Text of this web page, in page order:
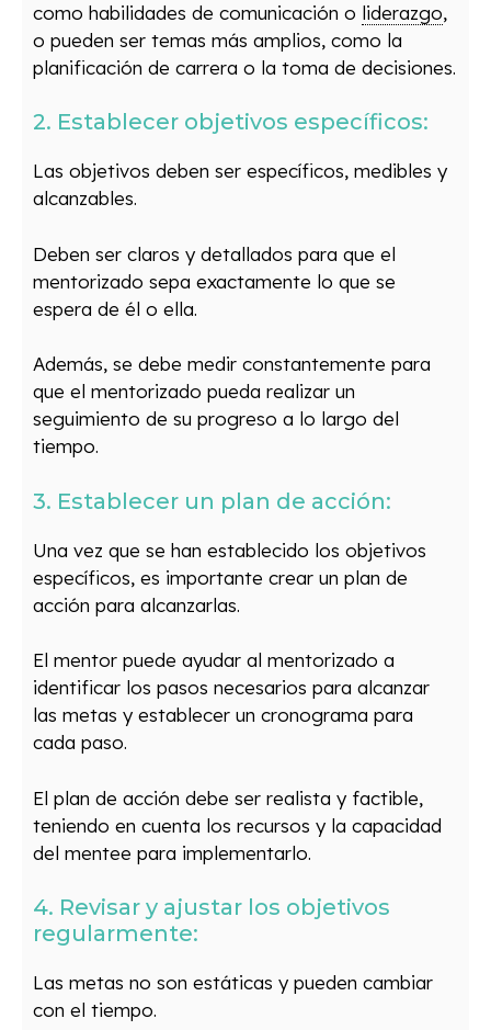
como habilidades de comunicación o liderazgo,
o pueden ser temas más amplios, como la
planificación de carrera o la toma de decisiones.
2. Establecer objetivos específicos:
Las objetivos deben ser específicos, medibles y
alcanzables.
Deben ser claros y detallados para que el
mentorizado sepa exactamente lo que se
espera de él o ella.
Además, se debe medir constantemente para
que el mentorizado pueda realizar un
seguimiento de su progreso a lo largo del
tiempo.
3. Establecer un plan de acción:
Una vez que se han establecido los objetivos
específicos, es importante crear un plan de
acción para alcanzarlas.
El mentor puede ayudar al mentorizado a
identificar los pasos necesarios para alcanzar
las metas y establecer un cronograma para
cada paso.
El plan de acción debe ser realista y factible,
teniendo en cuenta los recursos y la capacidad
del mentee para implementarlo.
4. Revisar y ajustar los objetivos
regularmente:
Las metas no son estáticas y pueden cambiar
con el tiempo.